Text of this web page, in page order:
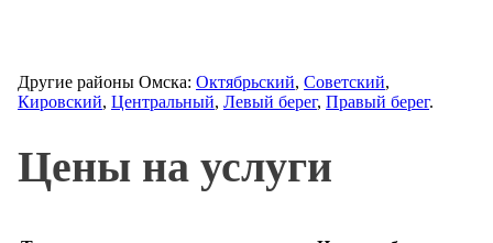
Другие районы Омска: Октябрьский, Советский,
Кировский, Центральный, Левый берег, Правый берег.
Цены на услуги